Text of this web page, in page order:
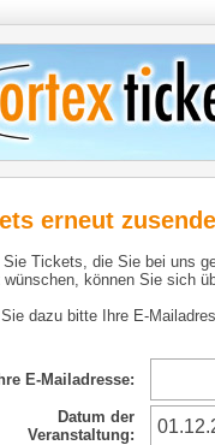
erneut
Tickets, die Sie bei uns
wünschen, können Sie sich
dazu bitte Ihre E-
Ihre E-Mailadresse:
Datum der
Veranstaltung: